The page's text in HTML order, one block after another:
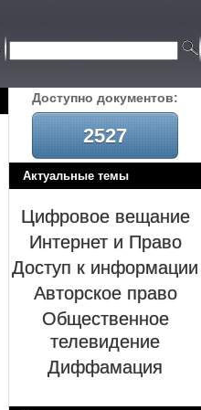
Доcтупно документов:
2527
Актуальные темы
Цифровое вещание
Интернет и Право
Доступ к информации
Авторское право
Общественное
телевидение
Диффамация